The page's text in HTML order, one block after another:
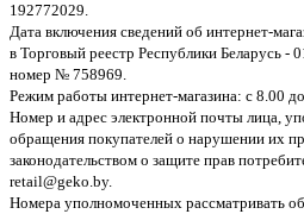
192772029.
Дата включения сведений об интернет-
в Торговый реестр Республики Беларусь -
номер № 758969.
Режим работы интернет-магазина: с 8.00
Номер и адрес электронной почты лица,
обращения покупателей о нарушении их
законодательством о защите прав
retail@geko.by.
Номера уполномоченных рассматривать